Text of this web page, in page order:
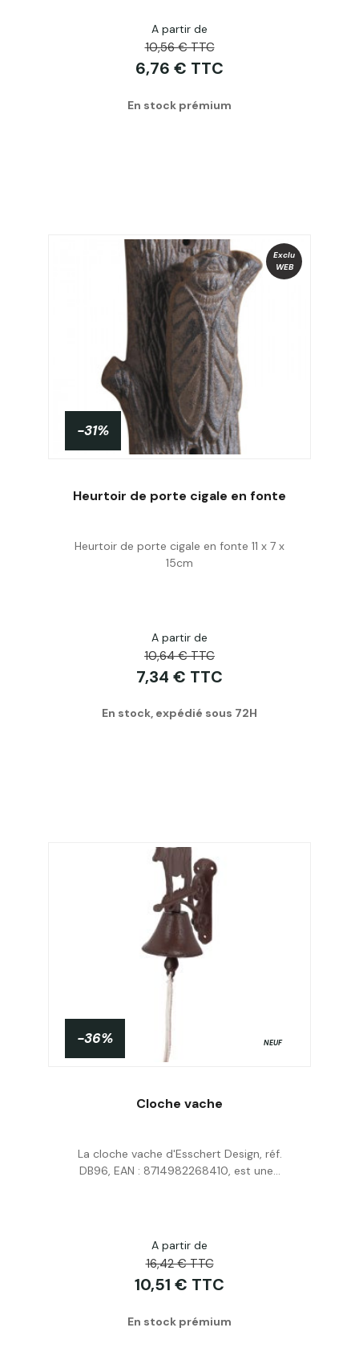
A partir de
10,56 € TTC
6,76 € TTC
En stock prémium
Acheter
Exclu
WEB
PROMO !
-31%
Heurtoir de porte cigale en fonte
Heurtoir de porte cigale en fonte 11 x 7 x
15cm
A partir de
10,64 € TTC
7,34 € TTC
En stock, expédié sous 72H
Acheter
-36% NEUF
Cloche vache
La cloche vache d'Esschert Design, réf.
DB96, EAN : 8714982268410, est une...
A partir de
16,42 € TTC
10,51 € TTC
En stock prémium